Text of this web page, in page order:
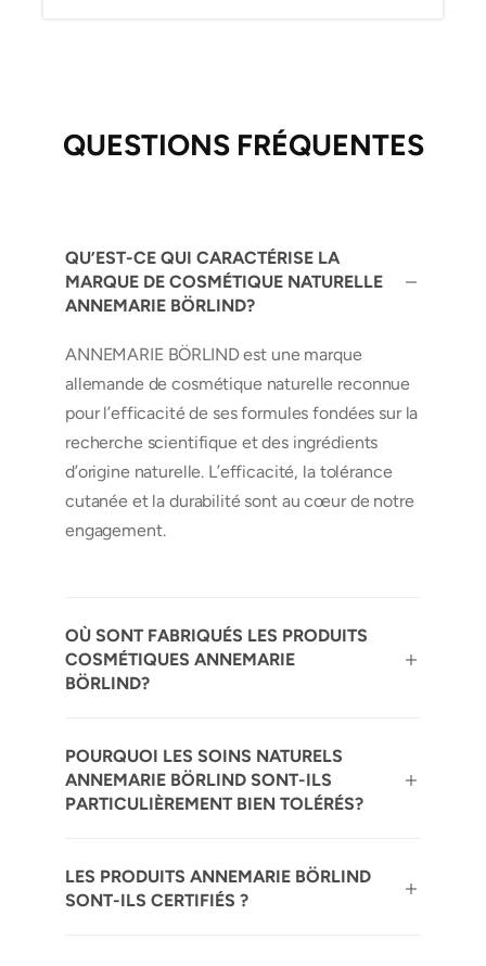
QUESTIONS FRÉQUENTES
QU’EST-CE QUI CARACTÉRISE LA
MARQUE DE COSMÉTIQUE NATURELLE
ANNEMARIE BÖRLIND?
ANNEMARIE BÖRLIND est une marque
allemande de cosmétique naturelle reconnue
pour l’efficacité de ses formules fondées sur la
recherche scientifique et des ingrédients
d’origine naturelle. L’efficacité, la tolérance
cutanée et la durabilité sont au cœur de notre
engagement.
OÙ SONT FABRIQUÉS LES PRODUITS
COSMÉTIQUES ANNEMARIE
BÖRLIND?
POURQUOI LES SOINS NATURELS
ANNEMARIE BÖRLIND SONT-ILS
PARTICULIÈREMENT BIEN TOLÉRÉS?
LES PRODUITS ANNEMARIE BÖRLIND
SONT-ILS CERTIFIÉS ?